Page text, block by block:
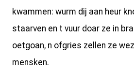
kwammen: wurm dij aan heur
staarven en t vuur doar ze in
oetgoan, n ofgries zellen ze
mensken.